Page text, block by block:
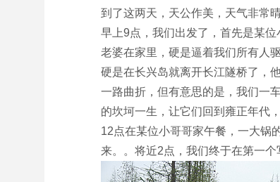
到了这两天，天公作美，天气非常
早上9点，我们出发了，首先是某
老婆在家里，硬是逼着我们所有人
硬是在长兴岛就离开长江隧桥了，
一路曲折，但有意思的是，我们一
的坎坷一生，让它们回到雍正年代
12点在某位小哥哥家午餐，一大锅
来。。将近2点，我们终于在第一个